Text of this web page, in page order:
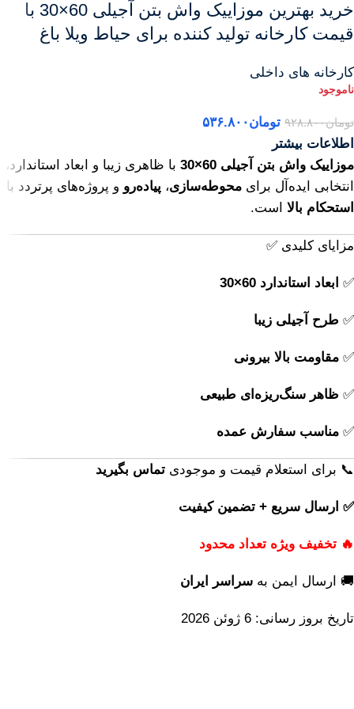
خرید بهترین موزاییک واش بتن آجیلی 60×30 با
قیمت کارخانه تولید کننده برای حیاط ویلا باغ
کارخانه های داخلی
تومان۹۲۸.۸۰۰ تومان۵۳۶.۸۰۰
اطلاعات بیشتر
موزاییک واش بتن آجیلی 60×30
با ظاهری زیبا و ابعاد استاندارد،
انتخابی ایده‌آل برای محوطه‌سازی، پیاده‌رو و پروژه‌های پرتردد با
استحکام بالا است.
مزایای کلیدی ✅
✅ ابعاد استاندارد 60×30
✅ طرح آجیلی زیبا
✅ مقاومت بالا بیرونی
✅ ظاهر سنگ‌ریزه‌ای طبیعی
✅ مناسب سفارش عمده
📞 برای استعلام قیمت و موجودی تماس بگیرید
✅ ارسال سریع + تضمین کیفیت
🔥 تخفیف ویژه تعداد محدود
🚚 ارسال ایمن به سراسر ایران
تاریخ بروز رسانی: 6 ژوئن 2026